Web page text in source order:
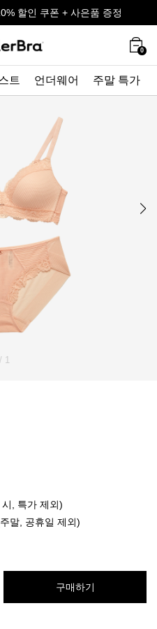
교환 서비스
할인 쿠폰 + 사은품 증정
교환 서비스
0
트 언더웨어 주말 특가
/ 1
, 특가 제외)
말, 공휴일 제외)
구매하기